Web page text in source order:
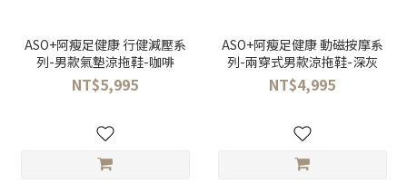
ASO+阿瘦足健康 行健減壓系
列-男款氣墊涼拖鞋-咖啡
NT$5,995
ASO+阿瘦足健康 動磁按摩系
列-兩穿式男款涼拖鞋-深灰
NT$4,995